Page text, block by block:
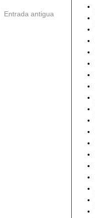
Entrada antigua